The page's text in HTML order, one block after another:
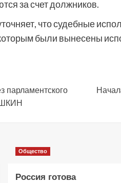
за счет должников.
что судебные
были вынесены
парламентского
Общество
Россия готова